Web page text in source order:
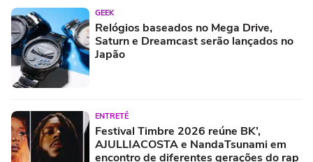
GEEK
Relógios baseados no Mega Drive,
Saturn e Dreamcast serão lançados no
Japão
ENTRETÊ
Festival Timbre 2026 reúne BK’,
AJULLIACOSTA e NandaTsunami em
encontro de diferentes gerações do rap